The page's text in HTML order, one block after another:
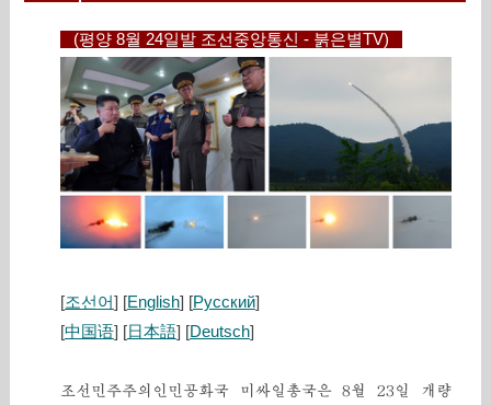
(평양 8월 24일발 조선중앙통신 - 붉은별TV)
[조선어] [English] [Русский]
[中国语] [日本語] [Deutsch]
조선민주주의인민공화국 미싸일총국은 8월 23일 개량